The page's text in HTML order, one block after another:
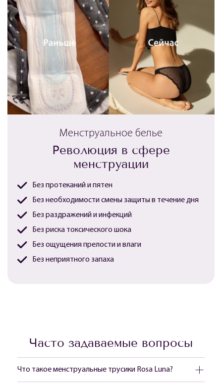
Менструальное белье
Революция в сфере
менструации
Без протеканий и пятен
Без необходимости смены защиты в течение дня
Без раздражений и инфекций
Без риска токсического шока
Без ощущения прелости и влаги
Без неприятного запаха
Часто задаваемые вопросы
Что такое менструальные трусики Rosa Luna?